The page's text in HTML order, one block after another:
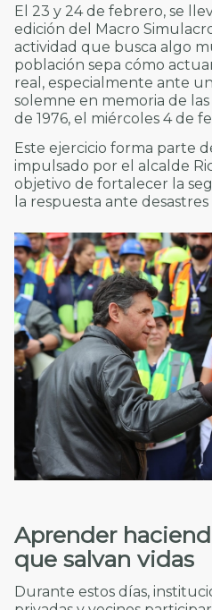
El 23 y 24 de febrero, se
edición del Macro
actividad que busca algo
población sepa cómo
real, especialmente ante
solemne en memoria de
de 1976, el miércoles 4 de
Este ejercicio forma parte
impulsado por el alcalde
objetivo de fortalecer la
la respuesta ante
Aprender
que salvan vidas
Durante estos días,